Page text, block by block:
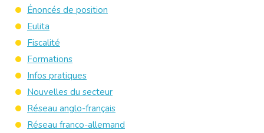
Énoncés de position
Eulita
Fiscalité
Formations
Infos pratiques
Nouvelles du secteur
Réseau anglo-français
Réseau franco-allemand